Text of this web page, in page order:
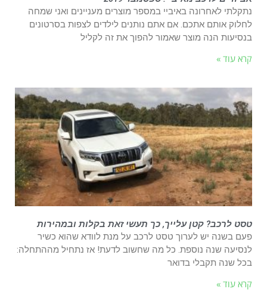
נתקלתי לאחרונה באיביי במספר מוצרים מעניינים ואני שמחה
לחלוק אותם אתכם. אם אתם נותנים לילדים לצפות בסרטונים
בנסיעות הנה מוצר שאמור להפוך את זה לקליל
קרא עוד »
טסט לרכב? קטן עלייך, כך תעשי זאת בקלות ובמהירות
פעם בשנה יש לערוך טסט לרכב על מנת לוודא שהוא כשיר
לנסיעה שנה נוספת. כל מה שחשוב לדעת! אז נתחיל מההתחלה:
בכל שנה תקבלי בדואר
קרא עוד »